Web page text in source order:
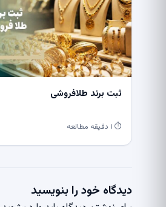
ثبت برند طلافروشی
⏱ ۱ دقیقه مطالعه
دیدگاه خود را بنویسید